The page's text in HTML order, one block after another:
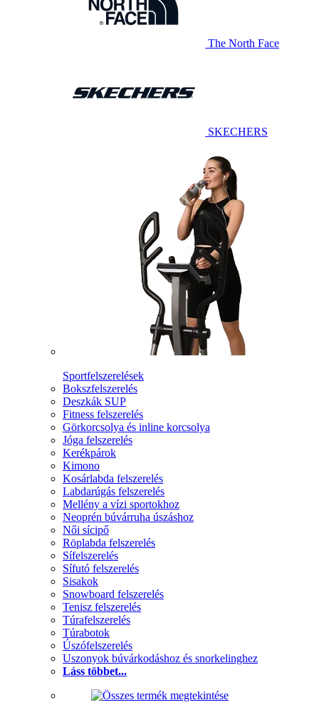
The North Face
SKECHERS
Sportfelszerelések
Bokszfelszerelés
Deszkák SUP
Fitness felszerelés
Görkorcsolya és inline korcsolya
Jóga felszerelés
Kerékpárok
Kimono
Kosárlabda felszerelés
Labdarúgás felszerelés
Mellény a vízi sportokhoz
Neoprén búvárruha úszáshoz
Női sícipő
Röplabda felszerelés
Sífelszerelés
Sífutó felszerelés
Sisakok
Snowboard felszerelés
Tenisz felszerelés
Túrafelszerelés
Túrabotok
Úszófelszerelés
Uszonyok búvárkodáshoz és snorkelinghez
Láss többet...